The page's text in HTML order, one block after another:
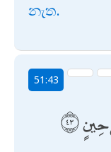
නැත.
51:43
حِينٍ